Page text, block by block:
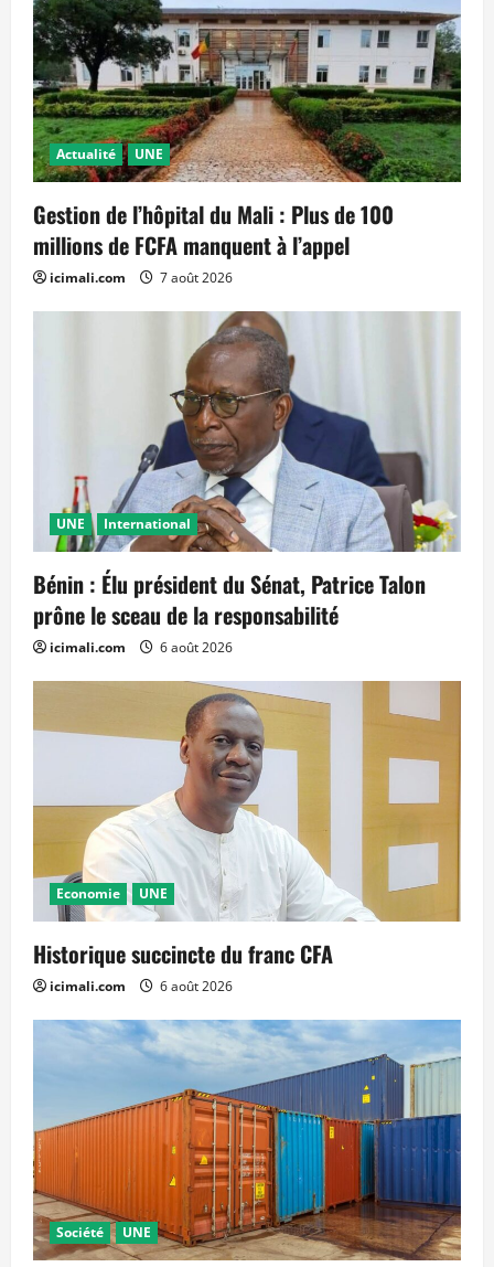
Actualité UNE
Gestion de l’hôpital du Mali : Plus de 100
millions de FCFA manquent à l’appel
icimali.com 7 août 2026
UNE International
Bénin : Élu président du Sénat, Patrice Talon
prône le sceau de la responsabilité
icimali.com 6 août 2026
Economie UNE
Historique succincte du franc CFA
icimali.com 6 août 2026
Société UNE